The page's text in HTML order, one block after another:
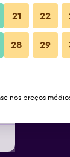
Fotos
21 22
28 29
nos preços